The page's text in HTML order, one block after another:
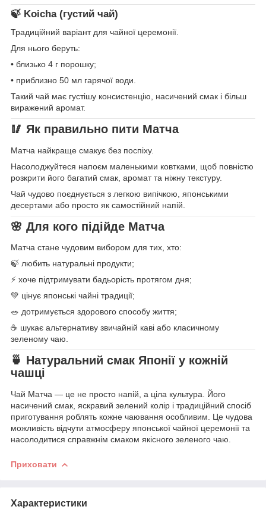
🍃 Koicha (густий чай)
Традиційний варіант для чайної церемонії.
Для нього беруть:
• близько 4 г порошку;
• приблизно 50 мл гарячої води.
Такий чай має густішу консистенцію, насичений смак і більш
виражений аромат.
🥢 Як правильно пити Матча
Матча найкраще смакує без поспіху.
Насолоджуйтеся напоєм маленькими ковтками, щоб повністю
розкрити його багатий смак, аромат та ніжну текстуру.
Чай чудово поєднується з легкою випічкою, японськими
десертами або просто як самостійний напій.
🌸 Для кого підійде Матча
Матча стане чудовим вибором для тих, хто:
🍃 любить натуральні продукти;
⚡ хоче підтримувати бадьорість протягом дня;
💚 цінує японські чайні традиції;
🥗 дотримується здорового способу життя;
☕ шукає альтернативу звичайній каві або класичному
зеленому чаю.
🍵 Натуральний смак Японії у кожній
чашці
Чай Матча — це не просто напій, а ціла культура. Його
насичений смак, яскравий зелений колір і традиційний спосіб
приготування роблять кожне чаювання особливим. Це чудова
можливість відчути атмосферу японської чайної церемонії та
насолодитися справжнім смаком якісного зеленого чаю.
Приховати
Характеристики